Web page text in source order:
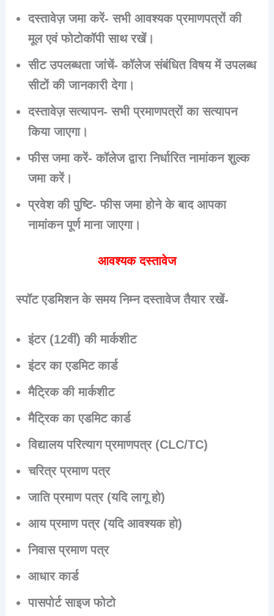
दस्तावेज़ जमा करें- सभी आवश्यक प्रमाणपत्रों की
मूल एवं फोटोकॉपी साथ रखें।
सीट उपलब्धता जांचें- कॉलेज संबंधित विषय में उपलब्ध
सीटों की जानकारी देगा।
दस्तावेज़ सत्यापन- सभी प्रमाणपत्रों का सत्यापन
किया जाएगा।
फीस जमा करें- कॉलेज द्वारा निर्धारित नामांकन शुल्क
जमा करें।
प्रवेश की पुष्टि- फीस जमा होने के बाद आपका
नामांकन पूर्ण माना जाएगा।
आवश्यक दस्तावेज
स्पॉट एडमिशन के समय निम्न दस्तावेज तैयार रखें-
इंटर (12वीं) की मार्कशीट
इंटर का एडमिट कार्ड
मैट्रिक की मार्कशीट
मैट्रिक का एडमिट कार्ड
विद्यालय परित्याग प्रमाणपत्र (CLC/TC)
चरित्र प्रमाण पत्र
जाति प्रमाण पत्र (यदि लागू हो)
आय प्रमाण पत्र (यदि आवश्यक हो)
निवास प्रमाण पत्र
आधार कार्ड
पासपोर्ट साइज फोटो